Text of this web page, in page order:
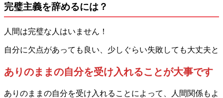
完璧主義を辞めるには？
人間は完璧な人はいません！
自分に欠点があっても良い、少しぐらい失敗しても大丈夫と
ありのままの自分を受け入れることが大事です
ありのままの自分を受け入れることによって、人間関係もよ